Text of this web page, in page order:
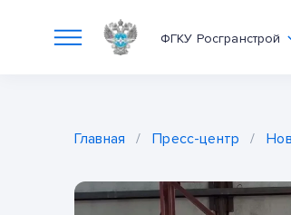
ФГКУ Росгранстрой
Главная / Пресс-центр /